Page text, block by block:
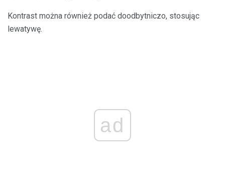
Kontrast można również podać doodbytniczo, stosując
lewatywę.
ad